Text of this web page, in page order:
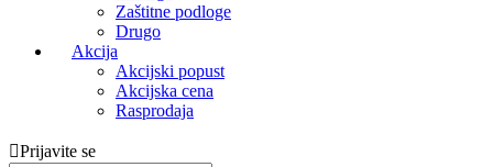
Zaštitne podloge
Drugo
Akcija
Akcijski popust
Akcijska cena
Rasprodaja
Prijavite se